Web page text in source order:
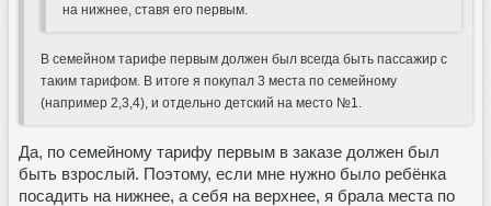
на нижнее, ставя его первым.
В семейном тарифе первым должен был всегда быть пассажир с
таким тарифом. В итоге я покупал 3 места по семейному
(например 2,3,4), и отдельно детский на место №1.
Да, по семейному тарифу первым в заказе должен был
быть взрослый. Поэтому, если мне нужно было ребёнка
посадить на нижнее, а себя на верхнее, я брала места по